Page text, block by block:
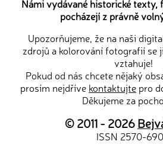
Námi vydávané historické texty,
pocházejí z právně
Upozorňujeme, že na naši
zdrojů a kolorování fotografií se
vztahuje!
Pokud od nás chcete nějaký
prosím nejdříve kontaktujte pro
Děkujeme za
© 2011 - 2026
ISSN 2570-